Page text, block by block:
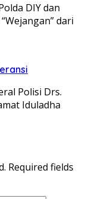
DIY dan
dari
Polisi Drs.
Iduladha
Required fields